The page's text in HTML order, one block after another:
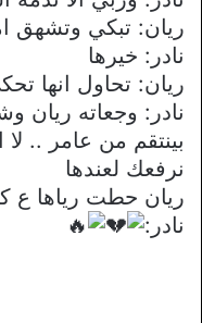
ريان: تبكي وتشهق
نادر: خيرها
ريان: تحاول انها
نادر: وجعاته ريان
بينتقم من عامر .. لا
نرفعك لعندها
ريان حطت رياها ع
نادر: